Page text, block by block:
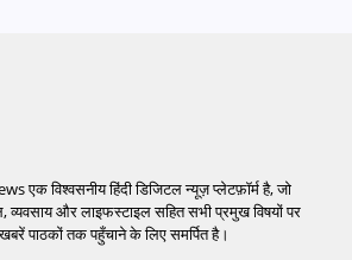
एक विश्वसनीय हिंदी डिजिटल न्यूज़ प्लेटफ़ॉर्म है, जो
व्यवसाय और लाइफस्टाइल सहित सभी प्रमुख विषयों पर
पाठकों तक पहुँचाने के लिए समर्पित है।